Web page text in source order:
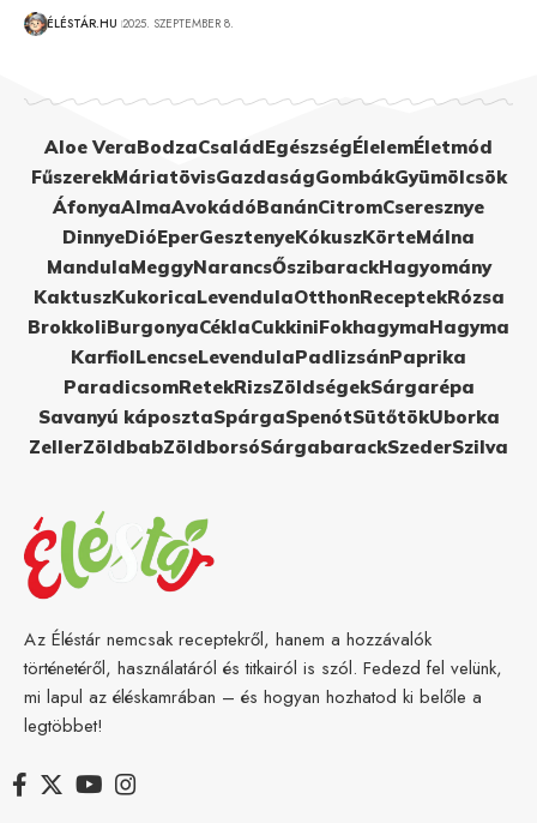
ÉLÉSTÁR.HU 2025. SZEPTEMBER 8.
Aloe VeraBodzaCsaládEgészségÉlelemÉletmód
FűszerekMáriatövisGazdaságGombákGyümölcsök
ÁfonyaAlmaAvokádóBanánCitromCseresznye
DinnyeDióEperGesztenyeKókuszKörteMálna
MandulaMeggyNarancsŐszibarackHagyomány
KaktuszKukoricaLevendulaOtthonReceptekRózsa
BrokkoliBurgonyaCéklaCukkiniFokhagymaHagyma
KarfiolLencseLevendulaPadlizsánPaprika
ParadicsomRetekRizsZöldségekSárgarépa
Savanyú káposztaSpárgaSpenótSütőtökUborka
ZellerZöldbabZöldborsóSárgabarackSzederSzilva
Az Éléstár nemcsak receptekről, hanem a hozzávalók
történetéről, használatáról és titkairól is szól. Fedezd fel velünk,
mi lapul az éléskamrában – és hogyan hozhatod ki belőle a
legtöbbet!